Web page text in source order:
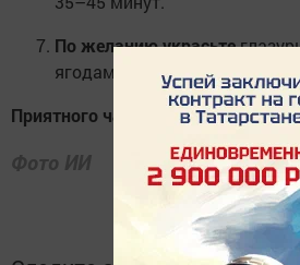
По желанию украсьте
ягодами.
Приятного чаепития!
Фото ИИ